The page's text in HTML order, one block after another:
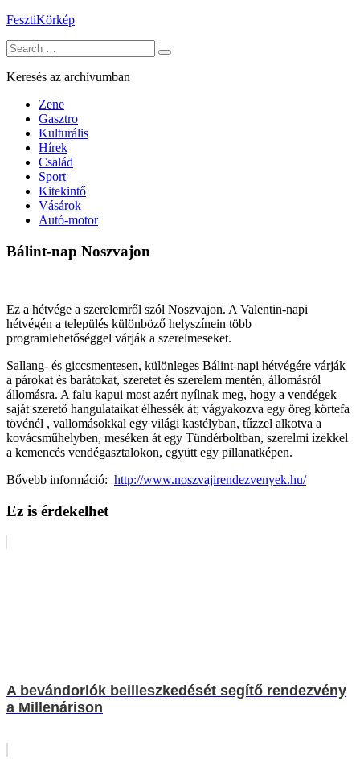
Skip
content
FesztiKörkép
Search
for:
Keresés az archívumban
Zene
Gasztro
Kulturális
Hírek
Család
Sport
Kitekintő
Vásárok
Autó-motor
Bálint-nap Noszvajon
Ez a hétvége a szerelemről szól Noszvajon. A Valentin-napi
hétvégén a település különböző helyszínein több
programlehetőséggel várják a szerelmeseket.
Sallang- és giccsmentesen, különleges Bálint-napi hétvégére várják
a párokat és barátokat, szeretet és szerelem mentén, állomásról
állomásra. A falu kapui most azért nyílnak meg, hogy a vendégek
saját szerető hangulataikat élhessék át; vágyakozva egy öreg körtefa
tövénél , vallomásokkal egy világi kastélyban, tűzzel alkotva a
kovácsműhelyben, meséken át egy Tündérboltban, szerelmi ízekkel
a kemencés vendégasztalokon, együtt egy pillanatképen.
Bővebb információ: http://www.noszvajirendezvenyek.hu/
Ez is érdekelhet
A bevándorlók beilleszkedését segítő rendezvény
a Millenárison